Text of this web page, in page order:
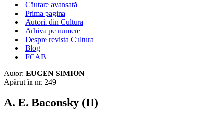
Căutare avansată
Prima pagina
Autorii din Cultura
Arhiva pe numere
Despre revista Cultura
Blog
FCAB
Autor: EUGEN SIMION
Apărut în nr. 249
A. E. Baconsky (II)